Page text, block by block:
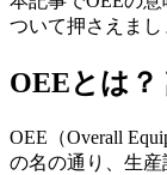
ついて押さえまし
OEEとは？
OEE（Overall
の名の通り、生